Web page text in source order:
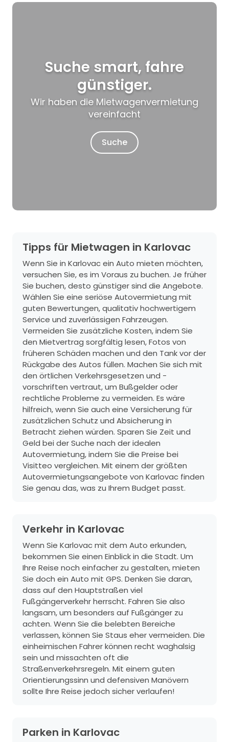
Suche smart, fahre
günstiger.
Wir haben die Mietwagenvermietung
vereinfacht
Suche
Tipps für Mietwagen in Karlovac
Wenn Sie in Karlovac ein Auto mieten möchten,
versuchen Sie, es im Voraus zu buchen. Je früher
Sie buchen, desto günstiger sind die Angebote.
Wählen Sie eine seriöse Autovermietung mit
guten Bewertungen, qualitativ hochwertigem
Service und zuverlässigen Fahrzeugen.
Vermeiden Sie zusätzliche Kosten, indem Sie
den Mietvertrag sorgfältig lesen, Fotos von
früheren Schäden machen und den Tank vor der
Rückgabe des Autos füllen. Machen Sie sich mit
den örtlichen Verkehrsgesetzen und -
vorschriften vertraut, um Bußgelder oder
rechtliche Probleme zu vermeiden. Es wäre
hilfreich, wenn Sie auch eine Versicherung für
zusätzlichen Schutz und Absicherung in
Betracht ziehen würden. Sparen Sie Zeit und
Geld bei der Suche nach der idealen
Autovermietung, indem Sie die Preise bei
Visitteo vergleichen. Mit einem der größten
Autovermietungsangebote von Karlovac finden
Sie genau das, was zu Ihrem Budget passt.
Verkehr in Karlovac
Wenn Sie Karlovac mit dem Auto erkunden,
bekommen Sie einen Einblick in die Stadt. Um
Ihre Reise noch einfacher zu gestalten, mieten
Sie doch ein Auto mit GPS. Denken Sie daran,
dass auf den Hauptstraßen viel
Fußgängerverkehr herrscht. Fahren Sie also
langsam, um besonders auf Fußgänger zu
achten. Wenn Sie die belebten Bereiche
verlassen, können Sie Staus eher vermeiden. Die
einheimischen Fahrer können recht waghalsig
sein und missachten oft die
Straßenverkehrsregeln. Mit einem guten
Orientierungssinn und defensiven Manövern
sollte Ihre Reise jedoch sicher verlaufen!
Parken in Karlovac